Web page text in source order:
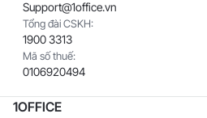
Support@1office.vn
Tổng đài CSKH:
1900 3313
Mã số thuế:
0106920494
1OFFICE